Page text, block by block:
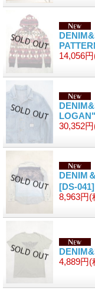
14,056円
LOGAN"
30,352円
DENIM
[DS-041]
8,963円(
4,889円(